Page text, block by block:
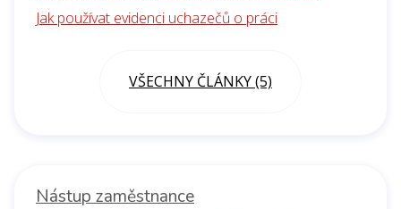
Jak používat evidenci uchazečů o práci
VŠECHNY ČLÁNKY (5)
Nástup zaměstnance